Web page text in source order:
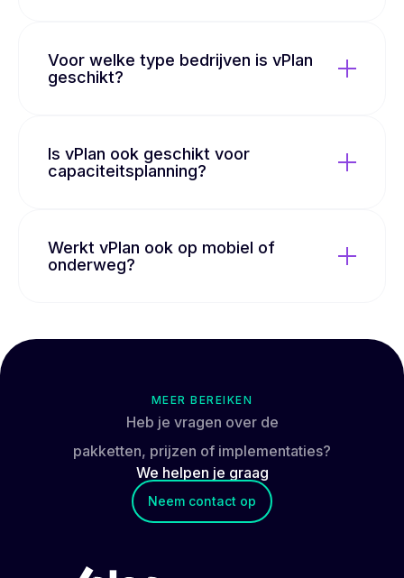
Voor welke type bedrijven is vPlan
geschikt?
Is vPlan ook geschikt voor
capaciteitsplanning?
Werkt vPlan ook op mobiel of
onderweg?
MEER BEREIKEN
Heb je vragen over de
pakketten, prijzen of implementaties?
We helpen je graag
Neem contact op